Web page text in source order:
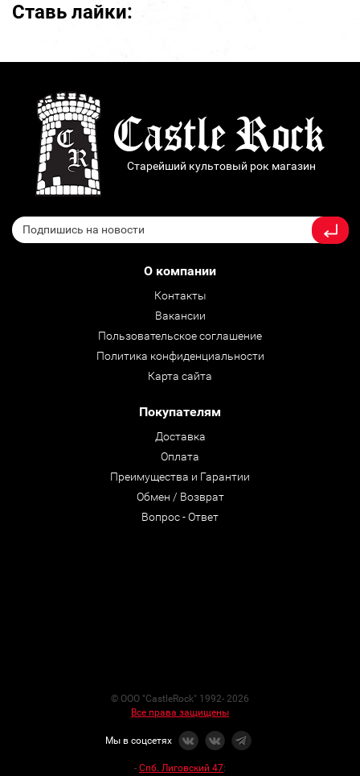
Ставь лайки:
Старейший культовый рок магазин
О компании
Контакты
Вакансии
Пользовательское соглашение
Политика конфиденциальности
Карта сайта
Покупателям
Доставка
Оплата
Преимущества и Гарантии
Обмен / Возврат
Вопрос - Ответ
© ООО "CastleRock" 1992- 2026
Все права защищены
Мы в соцсетях
- Спб. Лиговский 47: